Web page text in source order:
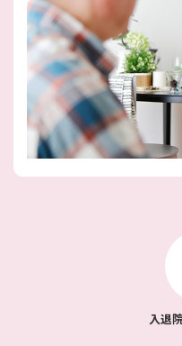
入退